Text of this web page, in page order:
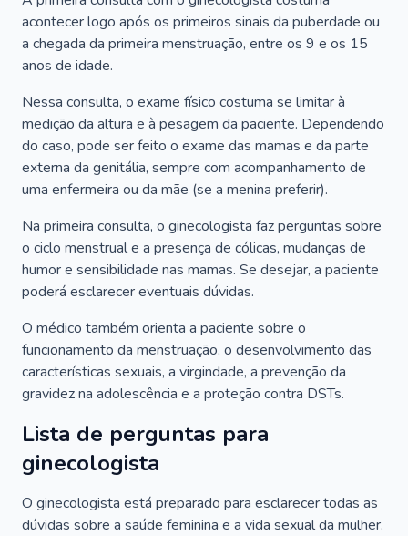
acontecer logo após os primeiros sinais da puberdade ou
a chegada da primeira menstruação, entre os 9 e os 15
anos de idade.
Nessa consulta, o exame físico costuma se limitar à
medição da altura e à pesagem da paciente. Dependendo
do caso, pode ser feito o exame das mamas e da parte
externa da genitália, sempre com acompanhamento de
uma enfermeira ou da mãe (se a menina preferir).
Na primeira consulta, o ginecologista faz perguntas sobre
o ciclo menstrual e a presença de cólicas, mudanças de
humor e sensibilidade nas mamas. Se desejar, a paciente
poderá esclarecer eventuais dúvidas.
O médico também orienta a paciente sobre o
funcionamento da menstruação, o desenvolvimento das
características sexuais, a virgindade, a prevenção da
gravidez na adolescência e a proteção contra DSTs.
Lista de perguntas para
ginecologista
O ginecologista está preparado para esclarecer todas as
dúvidas sobre a saúde feminina e a vida sexual da mulher.